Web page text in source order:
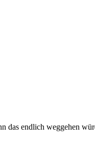
das endlich weggehen